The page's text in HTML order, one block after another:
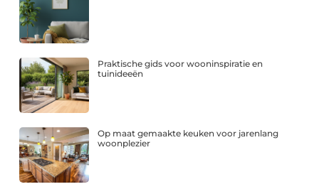
Praktische gids voor wooninspiratie en
tuinideeën
Op maat gemaakte keuken voor jarenlang
woonplezier